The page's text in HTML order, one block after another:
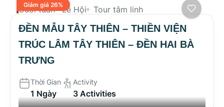
Giảm giá 26%
Cuối tuần Lễ Hội Tour tâm linh
ĐỀN MẪU TÂY THIÊN – THIỀN VIỆN
TRÚC LÂM TÂY THIÊN – ĐỀN HAI BÀ
TRƯNG
Thời Gian
1 Ngày
Activity
3 Activities